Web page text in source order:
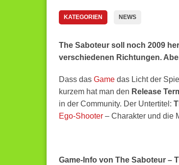
KATEGORIEN NEWS
The Saboteur soll noch 2009
verschiedenen Richtungen.
Dass das Gamedas Licht der
kurzem hat man den Release
in der Community. Der Untertitel:
Ego-Shooter– Charakter und die
Game-Info von The Saboteur –